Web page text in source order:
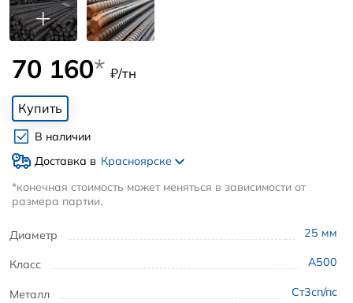
Диаметр 25 мм
Класс А500
Металл Ст3сп/пс
70 160* ₽/тн
Купить
В наличии
Доставка в Красноярске
*конечная стоимость может меняться в зависимости от
размера партии.